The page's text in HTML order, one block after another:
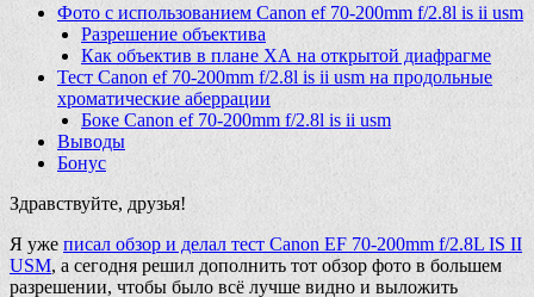
Фото с использованием Canon ef 70-200mm f/2.8l is ii usm
Разрешение объектива
Как объектив в плане ХА на открытой диафрагме
Тест Canon ef 70-200mm f/2.8l is ii usm на продольные
хроматические аберрации
Боке Canon ef 70-200mm f/2.8l is ii usm
Выводы
Бонус
Здравствуйте, друзья!
Я уже писал обзор и делал тест Canon EF 70-200mm f/2.8L IS II
USM, а сегодня решил дополнить тот обзор фото в большем
разрешении, чтобы было всё лучше видно и выложить